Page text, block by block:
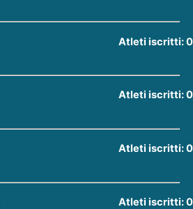
Atleti iscritti: 0
Atleti iscritti: 0
Atleti iscritti: 0
Atleti iscritti: 0